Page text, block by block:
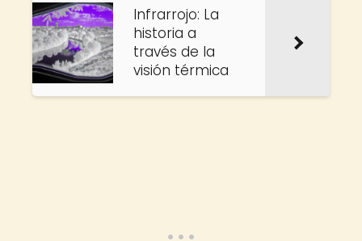
Infrarrojo: La
historia a
través de la
visión térmica